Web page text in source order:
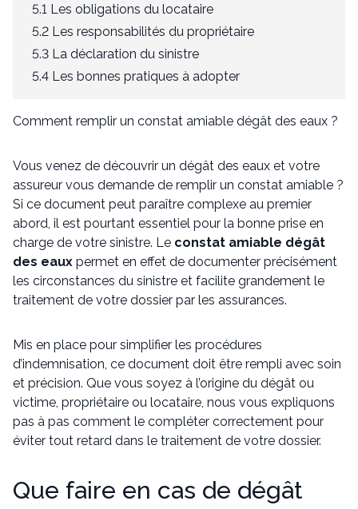
5.1 Les obligations du locataire
5.2 Les responsabilités du propriétaire
5.3 La déclaration du sinistre
5.4 Les bonnes pratiques à adopter
Comment remplir un constat amiable dégât des eaux ?
Vous venez de découvrir un dégât des eaux et votre
assureur vous demande de remplir un constat amiable ?
Si ce document peut paraître complexe au premier
abord, il est pourtant essentiel pour la bonne prise en
charge de votre sinistre. Le constat amiable dégât
des eaux permet en effet de documenter précisément
les circonstances du sinistre et facilite grandement le
traitement de votre dossier par les assurances.
Mis en place pour simplifier les procédures
d’indemnisation, ce document doit être rempli avec soin
et précision. Que vous soyez à l’origine du dégât ou
victime, propriétaire ou locataire, nous vous expliquons
pas à pas comment le compléter correctement pour
éviter tout retard dans le traitement de votre dossier.
Que faire en cas de dégât